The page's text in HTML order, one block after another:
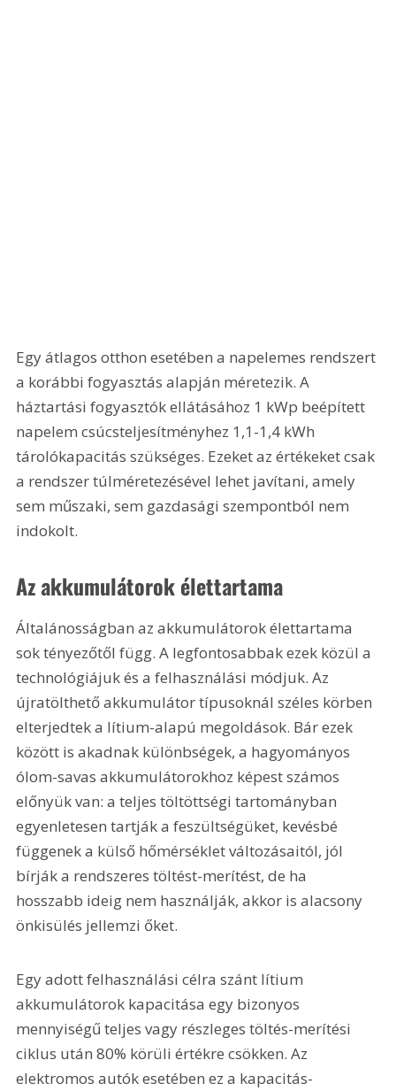
Egy átlagos otthon esetében a napelemes rendszert
a korábbi fogyasztás alapján méretezik. A
háztartási fogyasztók ellátásához 1 kWp beépített
napelem csúcsteljesítményhez 1,1-1,4 kWh
tárolókapacitás szükséges. Ezeket az értékeket csak
a rendszer túlméretezésével lehet javítani, amely
sem műszaki, sem gazdasági szempontból nem
indokolt.
Az akkumulátorok élettartama
Általánosságban az akkumulátorok élettartama
sok tényezőtől függ. A legfontosabbak ezek közül a
technológiájuk és a felhasználási módjuk. Az
újratölthető akkumulátor típusoknál széles körben
elterjedtek a lítium-alapú megoldások. Bár ezek
között is akadnak különbségek, a hagyományos
ólom-savas akkumulátorokhoz képest számos
előnyük van: a teljes töltöttségi tartományban
egyenletesen tartják a feszültségüket, kevésbé
függenek a külső hőmérséklet változásaitól, jól
bírják a rendszeres töltést-merítést, de ha
hosszabb ideig nem használják, akkor is alacsony
önkisülés jellemzi őket.
Egy adott felhasználási célra szánt lítium
akkumulátorok kapacitása egy bizonyos
mennyiségű teljes vagy részleges töltés-merítési
ciklus után 80% körüli értékre csökken. Az
elektromos autók esetében ez a kapacitás-